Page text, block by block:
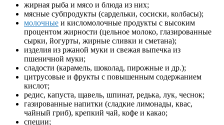
жирная рыба и мясо и блюда из них;
мясные субпродукты (сардельки, сосиски, колбасы);
молочные и кисломолочные продукты с высоким
процентом жирности (цельное молоко, глазированные
сырки, йогурты, жирные сливки и сметана);
изделия из ржаной муки и свежая выпечка из
пшеничной муки;
сладости (карамель, шоколад, пирожные и др.);
цитрусовые и фрукты с повышенным содержанием
кислот;
редис, капуста, щавель, шпинат, редька, лук, чеснок;
газированные напитки (сладкие лимонады, квас,
чайный гриб), крепкий чай, кофе и какао;
специи;